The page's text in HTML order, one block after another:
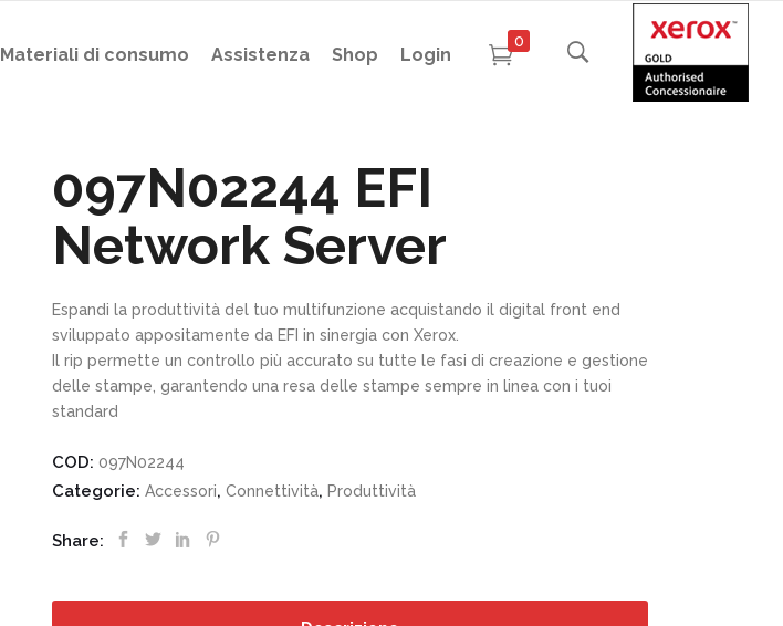
Materiali di consumo Assistenza Shop Login
0
097N02244 EFI
Network Server
Espandi la produttività del tuo multifunzione acquistando il digital front end
sviluppato appositamente da EFI in sinergia con Xerox.
Il rip permette un controllo più accurato su tutte le fasi di creazione e gestione
delle stampe, garantendo una resa delle stampe sempre in linea con i tuoi
standard
COD: 097N02244
Categorie: Accessori, Connettività, Produttività
Share: